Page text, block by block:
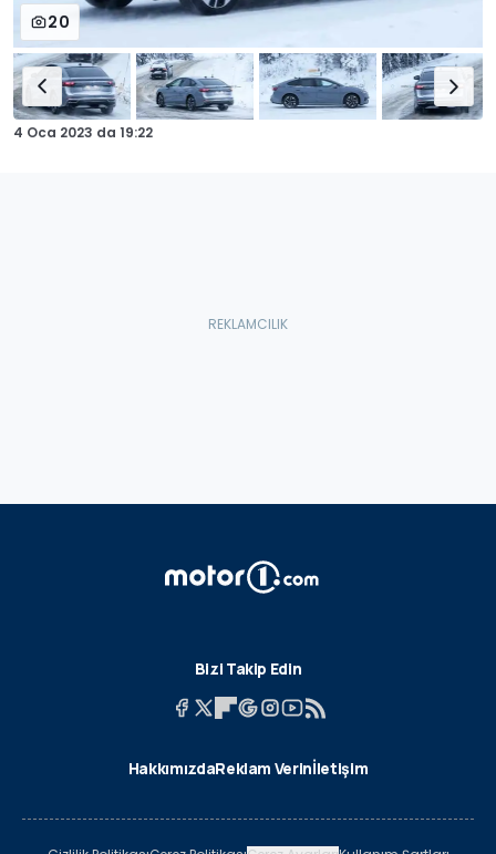
20
4 Oca 2023 da 19:22
Bizi Takip Edin
HakkımızdaReklam Verinİletişim